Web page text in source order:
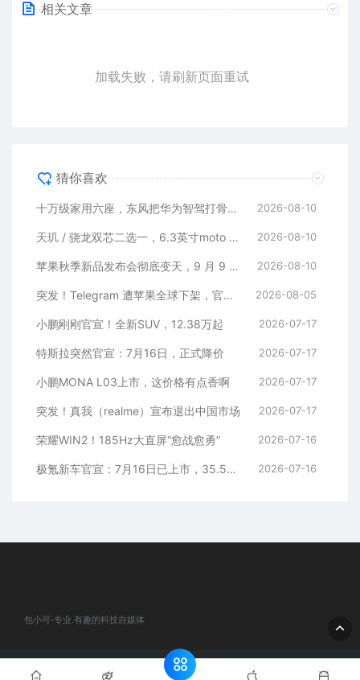
相关文章
加载失败，请刷新页面重试
猜你喜欢
十万级家用六座，东风把华为智驾打骨折了 2026-08-10
天玑 / 骁龙双芯二选一，6.3英寸moto Edge 70 Neo曝光！ 2026-08-10
苹果秋季新品发布会彻底变天，9 月 9 日见！ 2026-08-10
突发！Telegram 遭苹果全球下架，官方回应 2026-08-05
小鹏刚刚官宣！全新SUV，12.38万起 2026-07-17
特斯拉突然官宣：7月16日，正式降价 2026-07-17
小鹏MONA L03上市，这价格有点香啊 2026-07-17
突发！真我（realme）宣布退出中国市场 2026-07-17
荣耀WIN2！185Hz大直屏“愈战愈勇” 2026-07-16
极氪新车官宣：7月16日已上市，35.5万元起 2026-07-16
包小可-专业.有趣的科技自媒体
© 2020 包小可-专业.有趣的科技自媒体. All rights reserved
网站地